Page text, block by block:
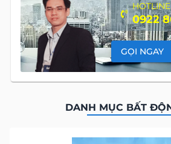
HOTLINE
0922
GỌI NGAY
DANH MỤC BẤT